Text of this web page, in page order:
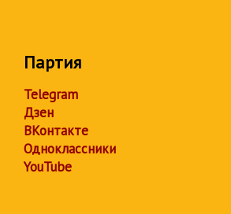
Партия
Telegram
Дзен
ВКонтакте
Одноклассники
YouTube